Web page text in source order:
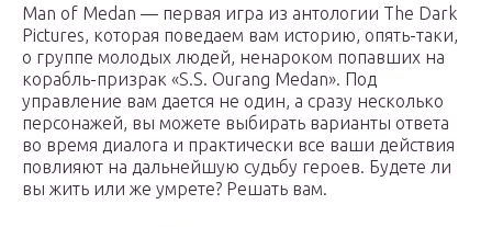
Man of Medan — первая игра из антологии The Dark
Pictures, которая поведаем вам историю, опять-таки,
о группе молодых людей, ненароком попавших на
корабль-призрак «S.S. Ourang Medan». Под
управление вам дается не один, а сразу несколько
персонажей, вы можете выбирать варианты ответа
во время диалога и практически все ваши действия
повлияют на дальнейшую судьбу героев. Будете ли
вы жить или же умрете? Решать вам.